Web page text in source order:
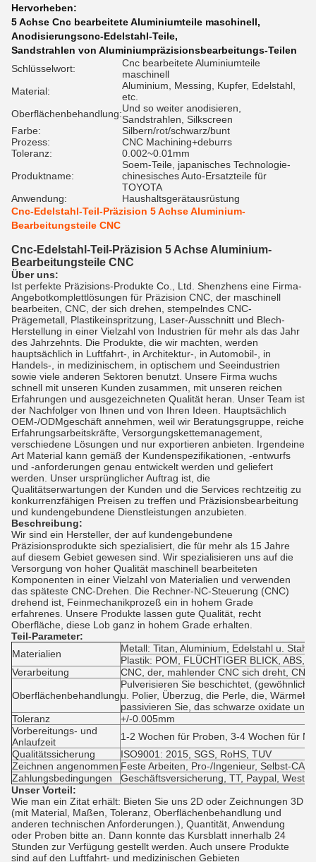
Hervorheben:
5 Achse Cnc bearbeitete Aluminiumteile maschinell,
Anodisierungscnc-Edelstahl-Teile,
Sandstrahlen von Aluminiumpräzisionsbearbeitungs-Teilen
Schlüsselwort:
Cnc bearbeitete Aluminiumteile
maschinell
Material:
Aluminium, Messing, Kupfer, Edelstahl,
etc.
Oberflächenbehandlung:Und so weiter anodisieren,
Sandstrahlen, Silkscreen
Farbe:
Silbern/rot/schwarz/bunt
Prozess:
CNC Machining+deburrs
Toleranz:
0.002~0.01mm
Produktname:
Soem-Teile, japanisches Technologie-
chinesisches Auto-Ersatzteile für
TOYOTA
Anwendung:
Haushaltsgerätausrüstung
Cnc-Edelstahl-Teil-Präzision 5 Achse Aluminium-
Bearbeitungsteile CNC
Cnc-Edelstahl-Teil-Präzision 5 Achse Aluminium-
Bearbeitungsteile CNC
Über uns:
Ist perfekte Präzisions-Produkte Co., Ltd. Shenzhens eine Firma-
Angebotkomplettlösungen für Präzision CNC, der maschinell
bearbeiten, CNC, der sich drehen, stempelndes CNC-
Prägemetall, Plastikeinspritzung, Laser-Ausschnitt und Blech-
Herstellung in einer Vielzahl von Industrien für mehr als das Jahr
des Jahrzehnts. Die Produkte, die wir machten, werden
hauptsächlich in Luftfahrt-, in Architektur-, in Automobil-, in
Handels-, in medizinischem, in optischem und Seeindustrien
sowie viele anderen Sektoren benutzt. Unsere Firma wuchs
schnell mit unseren Kunden zusammen, mit unseren reichen
Erfahrungen und ausgezeichneten Qualität heran. Unser Team ist
der Nachfolger von Ihnen und von Ihren Ideen. Hauptsächlich
OEM-/ODMgeschäft annehmen, weil wir Beratungsgruppe, reiche
Erfahrungsarbeitskräfte, Versorgungskettemanagement,
verschiedene Lösungen und nur exportieren anbieten. Irgendeine
Art Material kann gemäß der Kundenspezifikationen, -entwurfs
und -anforderungen genau entwickelt werden und geliefert
werden. Unser ursprünglicher Auftrag ist, die
Qualitätserwartungen der Kunden und die Services rechtzeitig zu
konkurrenzfähigen Preisen zu treffen und Präzisionsbearbeitung
und kundengebundene Dienstleistungen anzubieten.
Beschreibung:
Wir sind ein Hersteller, der auf kundengebundene
Präzisionsprodukte sich spezialisiert, die für mehr als 15 Jahre
auf diesem Gebiet gewesen sind. Wir spezialisieren uns auf die
Versorgung von hoher Qualität maschinell bearbeiteten
Komponenten in einer Vielzahl von Materialien und verwenden
das späteste CNC-Drehen. Die Rechner-NC-Steuerung (CNC)
drehend ist, Feinmechanikprozeß ein in hohem Grade
erfahrenes. Unsere Produkte lassen gute Qualität, recht
Oberfläche, diese Lob ganz in hohem Grade erhalten.
Teil-Parameter:
Materialien
Metall: Titan, Aluminium, Edelstahl u. Stahl,
Plastik: POM, FLÜCHTIGER BLICK, ABS,
Verarbeitung
CNC, der, mahlender CNC sich dreht,
Oberflächenbehandlung
Pulverisieren Sie beschichtet, (gewöhnlich
u. Polier, Überzug, die Perle, die,
passivieren Sie, das schwarze oxidate und
Toleranz
+/-0.005mm
Vorbereitungs- und
Anlaufzeit
1-2 Wochen für Proben, 3-4 Wochen für
Qualitätssicherung
ISO9001: 2015, SGS, RoHS, TUV
Zeichnen angenommen Feste Arbeiten, Pro-/Ingenieur, Selbst-CAD
Zahlungsbedingungen
Geschäftsversicherung, TT, Paypal,
Unser Vorteil:
Wie man ein Zitat erhält: Bieten Sie uns 2D oder Zeichnungen 3D
(mit Material, Maßen, Toleranz, Oberflächenbehandlung und
anderen technischen Anforderungen.), Quantität, Anwendung
oder Proben bitte an. Dann konnte das Kursblatt innerhalb 24
Stunden zur Verfügung gestellt werden. Auch unsere Produkte
sind auf den Luftfahrt- und medizinischen Gebieten